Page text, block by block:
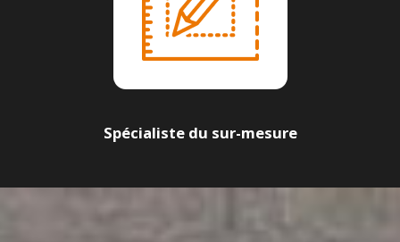
Spécialiste du sur-mesure